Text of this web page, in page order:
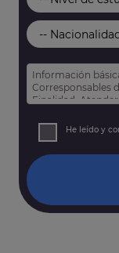
Información
Corresponsables
Finalidad:
Derechos:
así como otros
He leído y